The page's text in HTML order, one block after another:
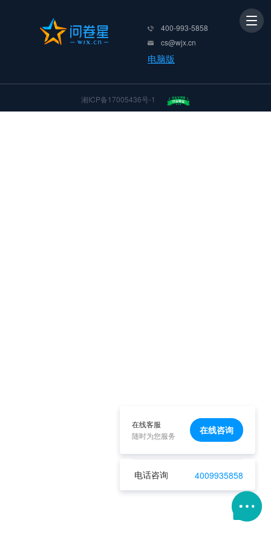
400-993-5858
cs@wjx.cn
电脑版
湘ICP备17005436号-1

在线客服
随时为您服务
在线咨询
电话咨询 4009935858